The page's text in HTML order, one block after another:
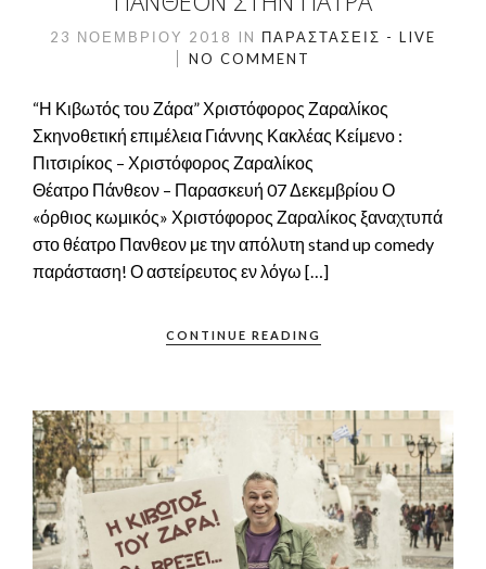
23 ΝΟΕΜΒΡΊΟΥ 2018 IN ΠΑΡΑΣΤΆΣΕΙΣ - LIVE
NO COMMENT
“Η Κιβωτός του Ζάρα” Χριστόφορος Ζαραλίκος
Σκηνοθετική επιμέλεια Γιάννης Κακλέας Κείμενο :
Πιτσιρίκος – Χριστόφορος Ζαραλίκος
Θέατρο Πάνθεον – Παρασκευή 07 Δεκεμβρίου Ο
«όρθιος κωμικός» Χριστόφορος Ζαραλίκος ξαναχτυπά
στο θέατρο Πανθεον με την απόλυτη stand up comedy
παράσταση! Ο αστείρευτος εν λόγω […]
CONTINUE READING